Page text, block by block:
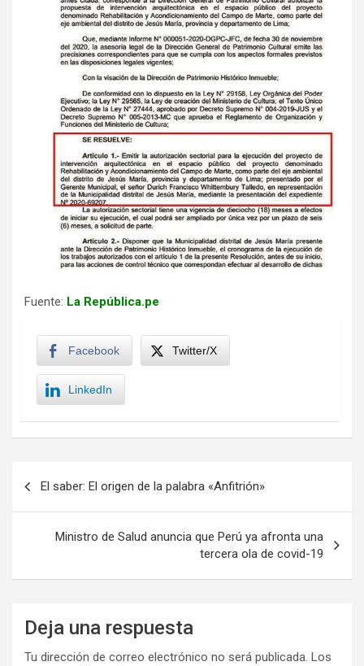
Fuente: La República.pe
Facebook Twitter/X
LinkedIn
entradas
El saber: El origen de la palabra «Anfitrión»
Ministro de Salud anuncia que Perú ya afronta una
tercera ola de covid-19
Deja una respuesta
Tu dirección de correo electrónico no será publicada. Los